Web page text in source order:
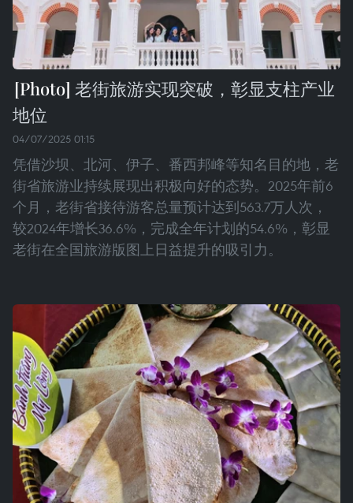
老街旅游实现突破，彰显支柱产业
地位
04/07/2025 01:15
凭借沙坝、北河、伊子、番西邦峰等知名目的地，老
街省旅游业持续展现出积极向好的态势。2025年前6
个月，老街省接待游客总量预计达到563.7万人次，
较2024年增长36.6%，完成全年计划的54.6%，彰显
老街在全国旅游版图上日益提升的吸引力。